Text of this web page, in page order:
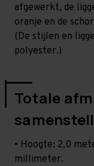
afgewerkt, de
oranje en de
(De stijlen en
polyester.)
Totale
• Hoogte: 2,0
millimeter.